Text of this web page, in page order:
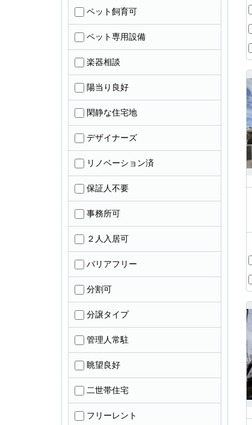
ペット飼育可
ペット専用設備
楽器相談
陽当り良好
閑静な住宅地
デザイナーズ
リノベーション済
保証人不要
事務所可
２人入居可
バリアフリー
分割可
分譲タイプ
管理人常駐
眺望良好
二世帯住宅
フリーレント